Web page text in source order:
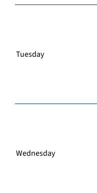
Tuesday
Wednesday